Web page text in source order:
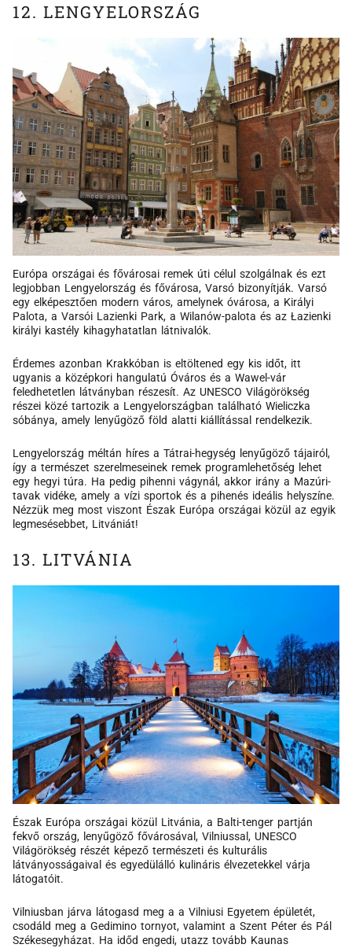
12. LENGYELORSZÁG
Európa országai és fővárosai remek úti célul szolgálnak és ezt
legjobban Lengyelország és fővárosa, Varsó bizonyítják. Varsó
egy elképesztően modern város, amelynek óvárosa, a Királyi
Palota, a Varsói Lazienki Park, a Wilanów-palota és az Łazienki
királyi kastély kihagyhatatlan látnivalók.
Érdemes azonban Krakkóban is eltöltened egy kis időt, itt
ugyanis a középkori hangulatú Óváros és a Wawel-vár
feledhetetlen látványban részesít. Az UNESCO Világörökség
részei közé tartozik a Lengyelországban található Wieliczka
sóbánya, amely lenyűgöző föld alatti kiállítással rendelkezik.
Lengyelország méltán híres a Tátrai-hegység lenyűgöző tájairól,
így a természet szerelmeseinek remek programlehetőség lehet
egy hegyi túra. Ha pedig pihenni vágynál, akkor irány a Mazúri-
tavak vidéke, amely a vízi sportok és a pihenés ideális helyszíne.
Nézzük meg most viszont Észak Európa országai közül az egyik
legmesésebbet, Litvániát!
13. LITVÁNIA
Észak Európa országai közül Litvánia, a Balti-tenger partján
fekvő ország, lenyűgöző fővárosával, Vilniussal, UNESCO
Világörökség részét képező természeti és kulturális
látványosságaival és egyedülálló kulináris élvezetekkel várja
látogatóit.
Vilniusban járva látogasd meg a a Vilniusi Egyetem épületét,
csodáld meg a Gedimino tornyot, valamint a Szent Péter és Pál
Székesegyházat. Ha időd engedi, utazz tovább Kaunas